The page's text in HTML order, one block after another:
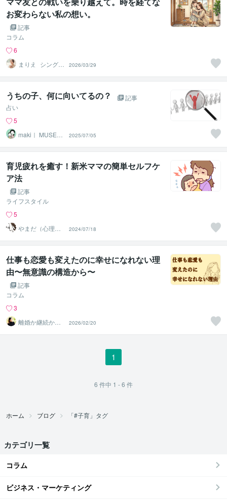
お変わらない私の想い。
記事
コラム
6
まりえ_シングル
マザーの人生相
談室
2026/03/29
うちの子、何に向いてるの？
記事
占い
5
maki｜ MUSEタ
ロット×星よみ
2025/07/05
育児疲れを癒す！新米ママの簡単セルフケ
ア法
記事
ライフスタイル
5
やまだ（心理
士）
2024/07/18
仕事も恋愛も変えたのに幸せになれない理
由〜無意識の構造から〜
記事
コラム
3
離婚か継続か。
答えが出ない女
性の相談室
2026/02/20
1
6 件中 1 - 6 件
ホーム ブログ 「#子育」タグ
カテゴリ一覧
コラム
ビジネス・マーケティング